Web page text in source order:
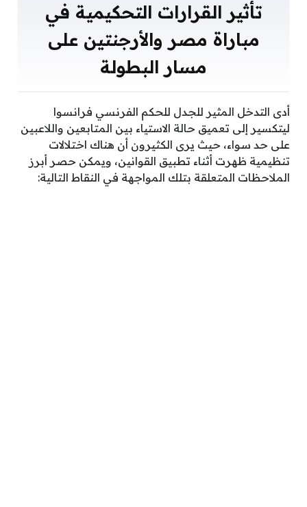
تأثير القرارات التحكيمية في
مباراة مصر والأرجنتين على
مسار البطولة
أدى التدخل المثير للجدل للحكم الفرنسي فرانسوا
ليتكسير إلى تعميق حالة الاستياء بين المتابعين واللاعبين
على حد سواء، حيث يرى الكثيرون أن هناك اختلالات
تنظيمية ظهرت أثناء تطبيق القوانين، ويمكن حصر أبرز
الملاحظات المتعلقة بتلك المواجهة في النقاط التالية: